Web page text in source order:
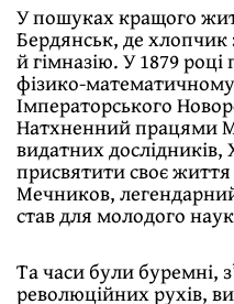
У пошуках кращого
Бердянськ, де хлопчик
й гімназію. У 1879
фізико-
Імператорського
Натхненний працями
видатних дослідників,
присвятити своє
Мечников,
став для молодого
Та часи були буремні,
революційних рухів,